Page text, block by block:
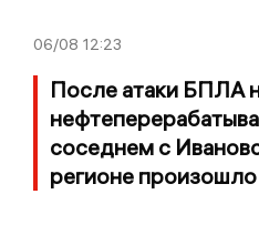
06/08 12:23
После атаки БПЛА
соседнем с
регионе